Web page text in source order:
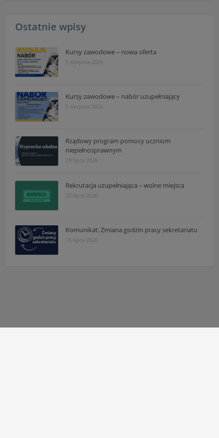
Ostatnie wpisy
Kursy zawodowe – nowa oferta
5 sierpnia 2026
Kursy zawodowe – nabór uzupełniający
5 sierpnia 2026
Rządowy program pomocy uczniom
niepełnosprawnym
29 lipca 2026
Rekrutacja uzupełniająca – wolne miejsca
22 lipca 2026
Komunikat: Zmiana godzin pracy sekretariatu
16 lipca 2026